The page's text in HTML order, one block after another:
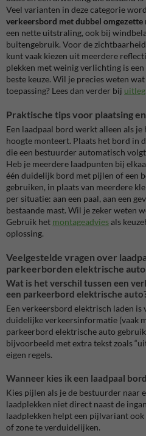
Veel varianten in deze categorie
verkeersbord met dubbel omgezette
een nette uitstraling, ook bij
buitengebruik. Voor de
kunt vaak kiezen uit meerdere
plekken met weinig verlichting is
beste keuze. Wil je precies weten
toepassing? Lees dan verder bij
Praktische tips voor plaatsing
Een laadpaal bord werkt alleen als
hoogte monteert. Plaats het bord in
die een bestuurder automatisch
Heb je meerdere laadpunten bij
één duidelijk bord met pijlen of een
gebruiken, in plaats van meerdere
per situatie: aan een paal, aan een
bestaande mast. Wil je zeker weten
Gebruik het montageadviesals
oplossing.
Veelgestelde vragen over
parkeerborden elektrische auto
Wat is het verschil tussen een
een parkeerbord elektrische
Een verkeersbord elektrisch laden
duidelijke verkeersinformatie (vaak
parkeerbord elektrische auto
bijvoorbeeld met extra tekst zoals
eigen regels.
Wanneer kies ik een laadpaal
Kies pijlen als je de bestuurder naar
laadplekken niet direct naast de
laadplekken helpt een pijlvariant
of zone te verduidelijken.